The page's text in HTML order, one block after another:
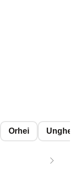
Orhei